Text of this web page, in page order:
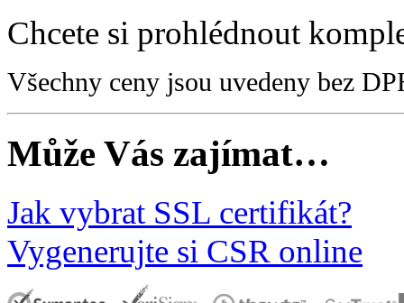
Chcete si prohlédnout
Všechny ceny jsou uvedeny bez
Může Vás zajímat…
Jak vybrat SSL certifikát?
Vygenerujte si CSR online